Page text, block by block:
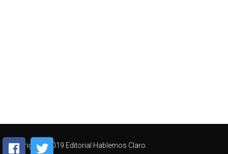
Copyright © 2019 Editorial Hablemos Claro.